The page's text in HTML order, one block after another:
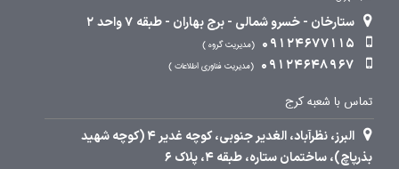
ستارخان - خسرو شمالی - برج بهاران - طبقه 7 واحد 2
09124677115
مدیریت گروه
09124648967 مدیریت فناوری اطلاعات
تماس با شعبه کرج
البرز، نظرآباد، الغدیر جنوبی، کوچه غدیر 4 (کوچه شهید
بذرپاچ)، ساختمان ستاره، طبقه 4، پلاک 6